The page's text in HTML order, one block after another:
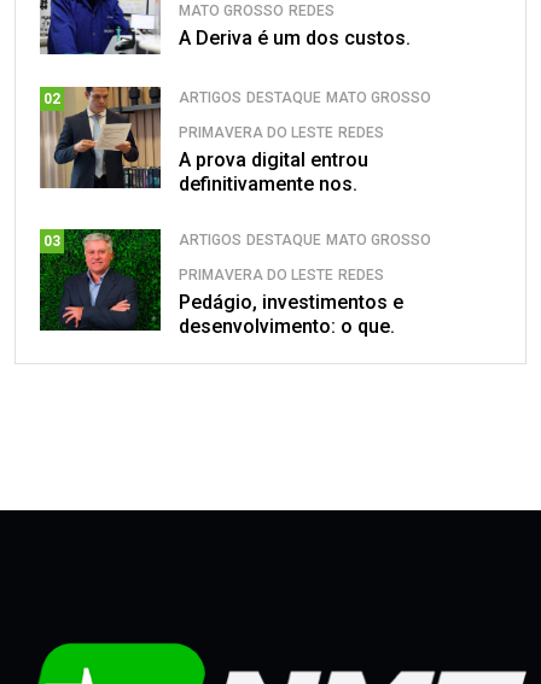
MATO GROSSO REDES
A Deriva é um dos custos.
02 ARTIGOS DESTAQUE MATO GROSSO
PRIMAVERA DO LESTE REDES
A prova digital entrou
definitivamente nos.
03 ARTIGOS DESTAQUE MATO GROSSO
PRIMAVERA DO LESTE REDES
Pedágio, investimentos e
desenvolvimento: o que.